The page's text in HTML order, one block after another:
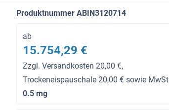
Produktnummer ABIN3120714
ab
15.754,29 €
Zzgl. Versandkosten 20,00 €,
Trockeneispauschale 20,00 € sowie MwSt
0.5 mg